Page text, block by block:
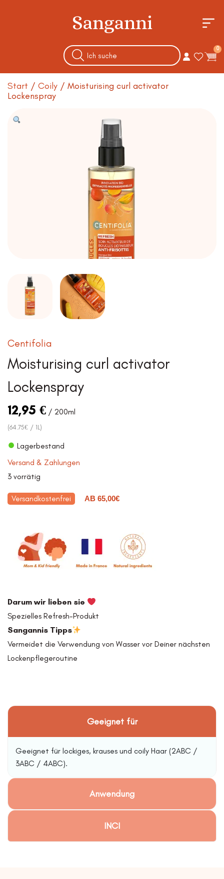
Sanganni
0
Start / Coily / Moisturising curl activator
Lockenspray
Centifolia
Moisturising curl activator
Lockenspray
12,95 € / 200ml
(64.75€ / 1L)
● Lagerbestand
Versand & Zahlungen
3 vorrätig
Versandkostenfrei AB 65,00€
Darum wir lieben sie
Spezielles Refresh-Produkt
Sangannis Tipps
Vermeidet die Verwendung von Wasser vor Deiner nächsten
Lockenpflegeroutine
Geeignet für
Geeignet für lockiges, krauses und coily Haar (2ABC /
3ABC / 4ABC).
Anwendung
INCI